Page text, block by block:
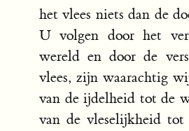
het vlees niets dan de
U volgen door het
wereld en door de
vlees, zijn waarachtig
van de ijdelheid tot de
van de vleselijkheid